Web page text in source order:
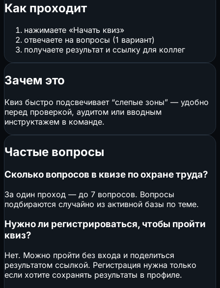
Как проходит
нажимаете «Начать квиз»
отвечаете на вопросы (1 вариант)
получаете результат и ссылку для коллег
Зачем это
Квиз быстро подсвечивает “слепые зоны” — удобно
перед проверкой, аудитом или вводным
инструктажем в команде.
Частые вопросы
Сколько вопросов в квизе по охране труда?
За один проход — до 7 вопросов. Вопросы
подбираются случайно из активной базы по теме.
Нужно ли регистрироваться, чтобы пройти
квиз?
Нет. Можно пройти без входа и поделиться
результатом ссылкой. Регистрация нужна только
если хотите сохранять результаты в профиле.